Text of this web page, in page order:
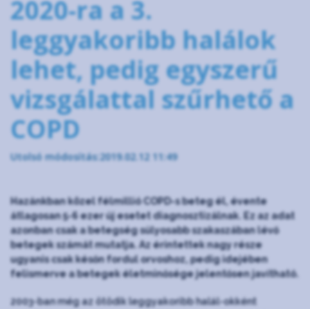
2020-ra a 3.
leggyakoribb halálok
lehet, pedig egyszerű
vizsgálattal szűrhető a
COPD
Utolsó módosítás:2019.02.12 11:49
Hazánkban közel félmillió COPD-s beteg él, évente
átlagosan 5-6 ezer új esetet diagnosztizálnak. Ez az adat
azonban csak a betegség súlyosabb szakaszában lévő
betegek számát mutatja. Az érintettek nagy része
ugyanis csak későn fordul orvoshoz, pedig idejében
felismerve a betegek életminősége jelentősen javítható.
2003-ban még az ötödik leggyakoribb halál-okként